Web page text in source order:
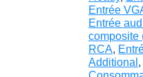
Entrée
Entrée
composite
RCA,
Additional ,